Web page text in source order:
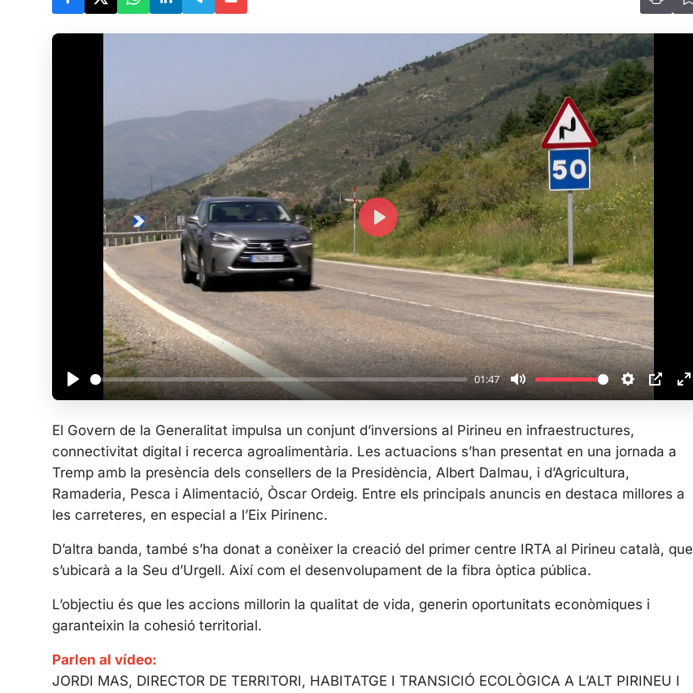
P
a
y
01:47
M
t
e
S
t
t
i
n
P
E
f
l
P
l
a
y
El Govern de la Generalitat impulsa un conjunt d’inversions al Pirineu en infraestructures,
connectivitat digital i recerca agroalimentària. Les actuacions s’han presentat en una jornada a
Tremp amb la presència dels consellers de la Presidència, Albert Dalmau, i d’Agricultura,
Ramaderia, Pesca i Alimentació, Òscar Ordeig. Entre els principals anuncis en destaca millores a
les carreteres, en especial a l’Eix Pirinenc.
D’altra banda, també s’ha donat a conèixer la creació del primer centre IRTA al Pirineu català, que
s’ubicarà a la Seu d’Urgell. Així com el desenvolupament de la fibra òptica pública.
L’objectiu és que les accions millorin la qualitat de vida, generin oportunitats econòmiques i
garanteixin la cohesió territorial.
Parlen al vídeo:
JORDI MAS, DIRECTOR DE TERRITORI, HABITATGE I TRANSICIÓ ECOLÒGICA A L’ALT PIRINEU I